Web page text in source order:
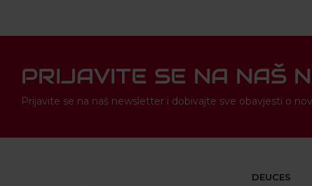
PRIJAVITE SE NA NAŠ
Prijavite se na naš newsletter i dobivajte sve obavjesti o
DEUCES